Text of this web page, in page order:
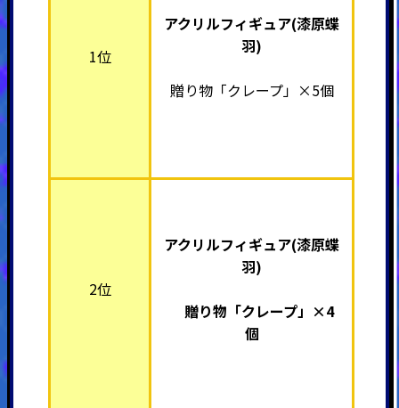
1位
アクリルフィギュア(漆原蝶
羽)
贈り物「クレープ」×5個
2位
アクリルフィギュア(漆原蝶
羽)
贈り物「クレープ」×4
個